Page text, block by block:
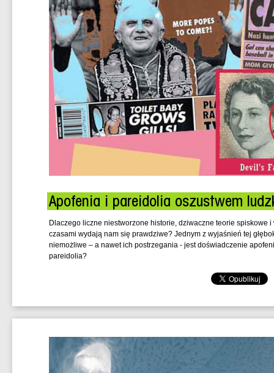
Apofenia i pareidolia oszustwem
Dlaczego liczne niestworzone historie, dziwaczne teorie spiskowe
czasami wydają nam się prawdziwe? Jednym z wyjaśnień tej
niemożliwe – a nawet ich postrzegania - jest doświadczenie
pareidolia?